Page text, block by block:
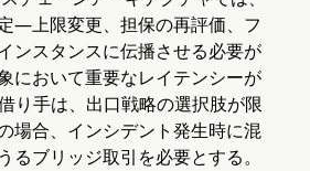
—上限変更、担保の再評価、フ
ンスタンスに伝播させる必要が
において重要なレイテンシーが
り手は、出口戦略の選択肢が限
場合、インシデント発生時に混
るブリッジ取引を必要とする。